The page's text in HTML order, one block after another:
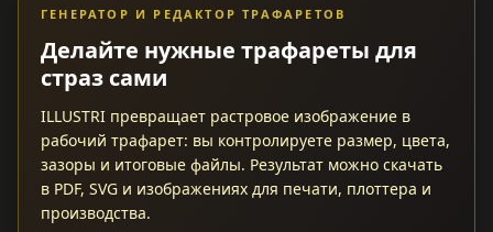
ГЕНЕРАТОР И РЕДАКТОР ТРАФАРЕТОВ
Делайте нужные трафареты для
страз сами
ILLUSTRI превращает растровое изображение в
рабочий трафарет: вы контролируете размер, цвета,
зазоры и итоговые файлы. Результат можно скачать
в PDF, SVG и изображениях для печати, плоттера и
производства.